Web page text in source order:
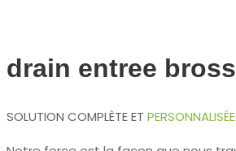
drain entree
SOLUTION COMPLÈTE ET PERSONNALISÉE